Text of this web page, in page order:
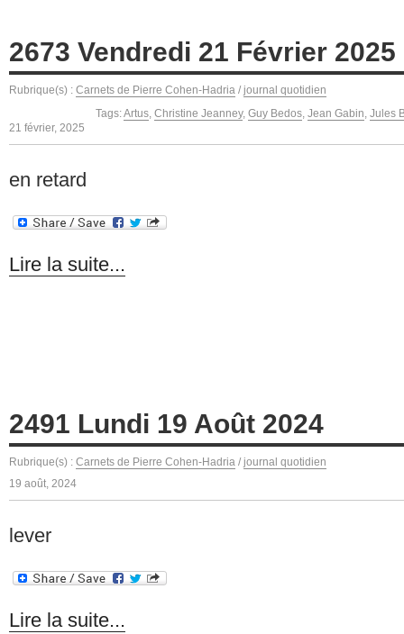
2673 Vendredi 21 Février 2025
Rubrique(s) : Carnets de Pierre Cohen-Hadria / journal quotidien
Tags:Artus Christine Jeanney, Guy Bedos Jean Gabin Jules
21 février, 2025
en retard
Lire la suite...
2491 Lundi 19 Août 2024
Rubrique(s) : Carnets de Pierre Cohen-Hadria / journal quotidien
19 août, 2024
lever
Lire la suite...